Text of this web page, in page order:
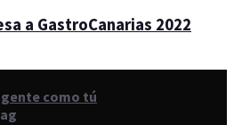
a GastroCanarias 2022
como tú